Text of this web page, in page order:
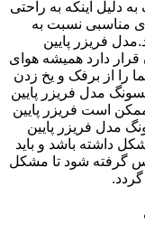
دلیل اینکه به راحتی
مناسبی نسبت به
فریزر پایین
دارد همیشه هوای
را از برفک و یخ زدن
مدل فریزر پایین
است فریزر پایین
مدل فریزر پایین
داشته باشد و باید
گرفته شود تا مشکل